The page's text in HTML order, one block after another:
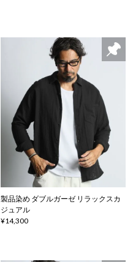
製品染め ダブルガーゼ リラックスカ
ジュアル
¥14,300